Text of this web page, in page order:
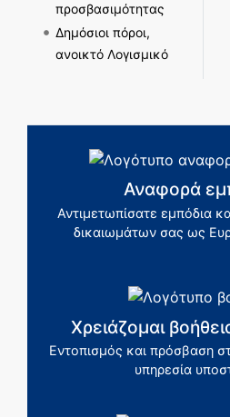
προσβασιμότητας
Δημόσιοι πόροι,
ανοικτό Λογισμικό
Αναφορά
Αντιμετωπίσατε εμπόδια
δικαιωμάτων σας ως
Χρειάζομαι
Εντοπισμός και πρόσβαση
υπηρεσία